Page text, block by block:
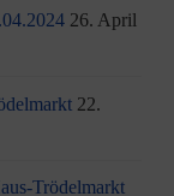
26. April
22.
Trödelmarkt